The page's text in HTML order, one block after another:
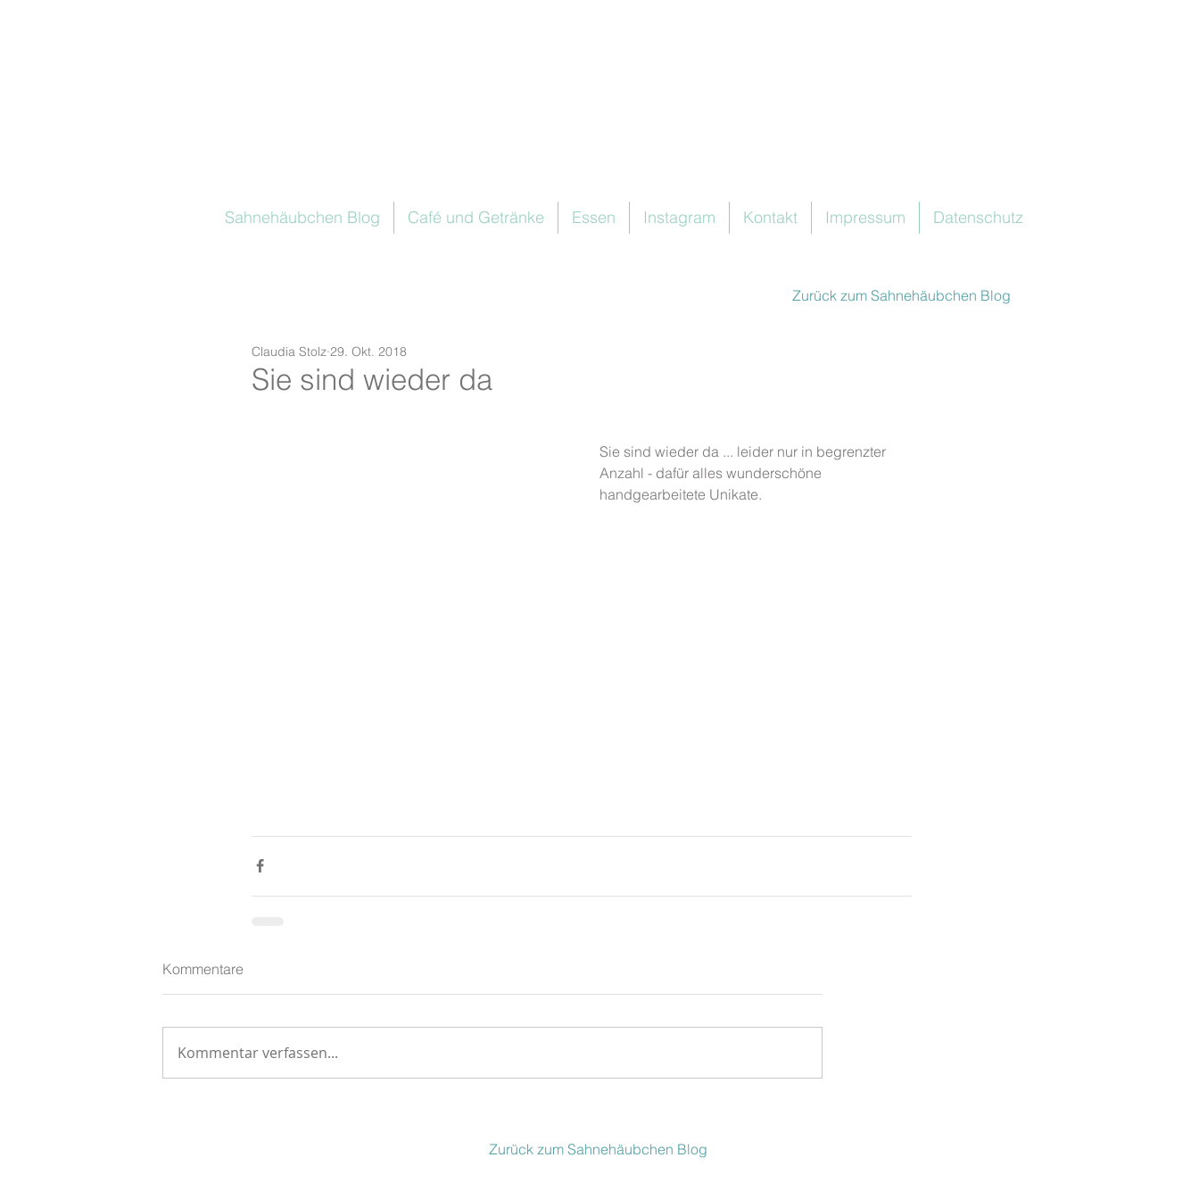
Sahnehäubchen Blog Café und Getränke Essen Instagram Kontakt Impressum Datenschutz
Zurück zum Sahnehäubchen Blog
Sie sind wieder da
Claudia Stolz 29. Okt. 2018
Sie sind wieder da ... leider nur in begrenzter
Anzahl - dafür alles wunderschöne
handgearbeitete Unikate.
Kommentare
Kommentar verfassen...
Zurück zum Sahnehäubchen Blog